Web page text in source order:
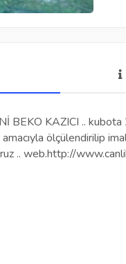
BEKO KAZICI ..
ölçülendirilip
.. web.http://